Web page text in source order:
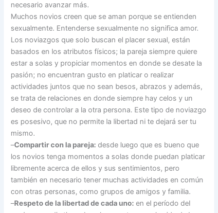
necesario avanzar más.
Muchos novios creen que se aman porque se entienden
sexualmente. Entenderse sexualmente no significa amor.
Los noviazgos que solo buscan el placer sexual, están
basados en los atributos físicos; la pareja siempre quiere
estar a solas y propiciar momentos en donde se desate la
pasión; no encuentran gusto en platicar o realizar
actividades juntos que no sean besos, abrazos y además,
se trata de relaciones en donde siempre hay celos y un
deseo de controlar a la otra persona. Este tipo de noviazgo
es posesivo, que no permite la libertad ni te dejará ser tu
mismo.
–Compartir con la pareja: desde luego que es bueno que
los novios tenga momentos a solas donde puedan platicar
libremente acerca de ellos y sus sentimientos, pero
también en necesario tener muchas actividades en común
con otras personas, como grupos de amigos y familia.
–Respeto de la libertad de cada uno: en el período del